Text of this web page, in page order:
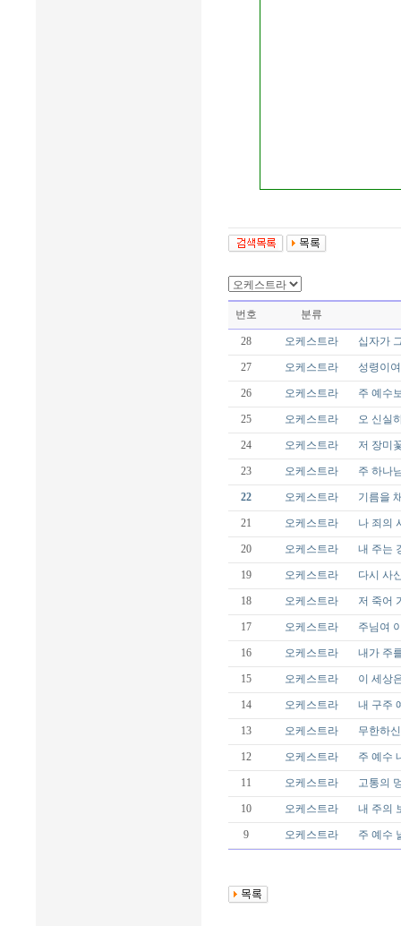
번호 분류
28 오케스트라 십자가
27 오케스트라 성령이
26 오케스트라 주 예수
25 오케스트라 오 신실
24 오케스트라 저 장미
23 오케스트라 주 하나
22 오케스트라 기름을
21 오케스트라 나 죄의
20 오케스트라 내 주는
19 오케스트라 다시 사
18 오케스트라 저 죽어
17 오케스트라 주님여
16 오케스트라 내가 주
15 오케스트라 이 세상
14 오케스트라 내 구주
13 오케스트라 무한하
12 오케스트라 주 예수
11 오케스트라 고통의
10 오케스트라 내 주의
9 오케스트라 주 예수